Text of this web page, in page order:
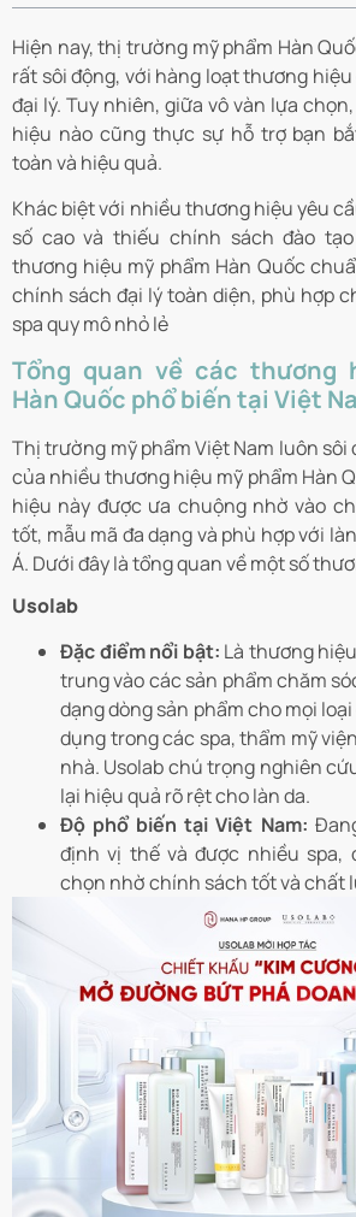
Hiện nay, thị trường mỹ phẩm Hàn
rất sôi động, với hàng loạt thương
đại lý. Tuy nhiên, giữa vô vàn lựa
hiệu nào cũng thực sự hỗ trợ bạn
toàn và hiệu quả.
Khác biệt với nhiều thương hiệu yêu
số cao và thiếu chính sách đào
thương hiệu mỹ phẩm Hàn Quốc
chính sách đại lý toàn diện, phù hợp
spa quy mô nhỏ lẻ
Tổng quan về các thương
Hàn Quốc phổ biến tại Việt
Thị trường mỹ phẩm Việt Nam luôn sôi
của nhiều thương hiệu mỹ phẩm Hàn
hiệu này được ưa chuộng nhờ vào
tốt, mẫu mã đa dạng và phù hợp với
Á. Dưới đây là tổng quan về một số
Usolab
Đặc điểm nổi bật: Là thương
trung vào các sản phẩm chăm
dạng dòng sản phẩm cho mọi
dụng trong các spa, thẩm mỹ
nhà. Usolab chú trọng nghiên
lại hiệu quả rõ rệt cho làn da.
Độ phổ biến tại Việt Nam:
định vị thế và được nhiều spa,
chọn nhờ chính sách tốt và chất